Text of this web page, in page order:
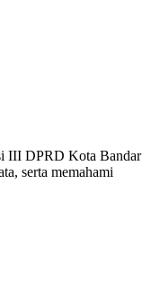
III DPRD Kota Bandar
serta memahami